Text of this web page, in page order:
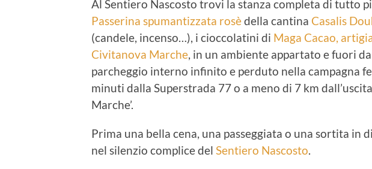
Al Sentiero Nascosto trovi la stanza completa di tutto
Passerina spumantizzata rosèdella cantina Casalis
(candele, incenso…), i cioccolatini di Maga Cacao,
Civitanova Marche, in un ambiente appartato e fuori
parcheggio interno infinito e perduto nella campagna
minuti dalla Superstrada 77 o a meno di 7 km
Marche’.
Prima una bella cena, una passeggiata o una sortita in
nel silenzio complice del Sentiero Nascosto.